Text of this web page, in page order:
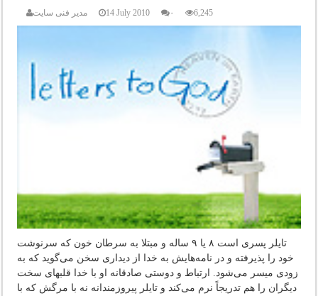
مدیر فنی سایت 14 July 2010 ۰ 6,245
تایلر پسری است ۸ یا ۹ ساله و مبتلا به سرطان خون که سرنوشت
خود را پذیرفته و در نامه‌هایش به خدا از دیداری سخن می‌گوید که به
زودی میسر می‌شود. ارتباط و دوستی صادقانه او با خدا قلبهای سخت
دیگران را هم تدریجاً نرم می‌کند و تایلر پیروزمندانه نه با مرگش که با